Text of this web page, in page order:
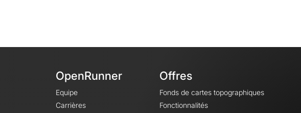
OpenRunner
Equipe
Carrières
Offres
Fonds de cartes topographiques
Fonctionnalités